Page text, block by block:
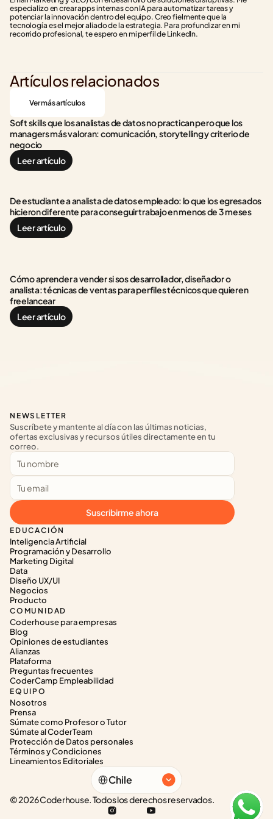
especializo en crear apps internas con IA para automatizar tareas y
potenciar la innovación dentro del equipo. Creo fielmente que la
tecnología es el mejor aliado de la estrategia. Para profundizar en mi
recorrido profesional, te espero en mi perfil de LinkedIn.
Artículos relacionados
Ver más artículos
Soft skills que los analistas de datos no practican pero que los
managers más valoran: comunicación, storytelling y criterio de
negocio
Leer artículo
De estudiante a analista de datos empleado: lo que los egresados
hicieron diferente para conseguir trabajo en menos de 3 meses
Leer artículo
Cómo aprender a vender si sos desarrollador, diseñador o
analista: técnicas de ventas para perfiles técnicos que quieren
freelancear
Leer artículo
EDUCACIÓN
Inteligencia Artificial
Programación y Desarrollo
Marketing Digital
Data
Diseño UX/UI
Negocios
Producto
COMUNIDAD
Coderhouse para empresas
Blog
Opiniones de estudiantes
Alianzas
Plataforma
Preguntas frecuentes
CoderCamp Empleabilidad
EQUIPO
Nosotros
Prensa
Súmate como Profesor o Tutor
Súmate al CoderTeam
Protección de Datos personales
Términos y Condiciones
Lineamientos Editoriales
NEWSLETTER
Suscríbete y mantente al día con las últimas noticias,
ofertas exclusivas y recursos útiles directamente en tu
correo.
Suscribirme ahora
Select Language
Chile
© 2026 Coderhouse. Todos los derechos reservados.